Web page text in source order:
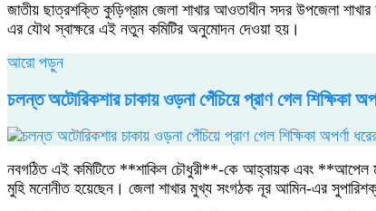
জাতীয় ছাত্রশক্তি কুড়িগ্রাম জেলা শাখার আওতাধীন সদর উপজেলা
এর যৌথ স্বাক্ষরে এই নতুন কমিটির অনুমোদন দেওয়া হয়।
আরো পড়ুন
চলন্ত অটোরিকশার চাকায় ওড়না পেঁচিয়ে প্রাণ গেল শিক্ষিকা
নবগঠিত এই কমিটিতে **শাকিল চৌধুরী**-কে আহ্বায়ক এবং **আপেল
মুহি মনোনীত হয়েছেন। জেলা শাখার মুখ্য সংগঠক নূর আমিন-এর